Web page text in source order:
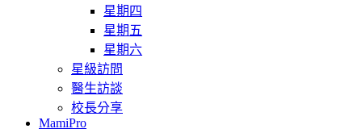
星期四
星期五
星期六
星級訪問
醫生訪談
校長分享
MamiPro